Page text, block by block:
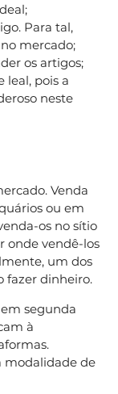
Para tal,
mercado;
os artigos;
leal, pois a
neste
Venda
ou em
os no sítio
onde vendê-los
um dos
fazer dinheiro.
segunda
à
modalidade de